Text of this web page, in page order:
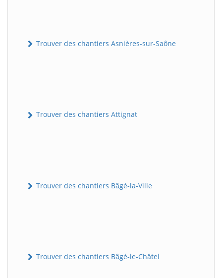
Trouver des chantiers Asnières-sur-Saône
Trouver des chantiers Attignat
Trouver des chantiers Bâgé-la-Ville
Trouver des chantiers Bâgé-le-Châtel